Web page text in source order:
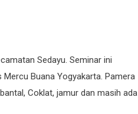
Sedayu. Seminar ini
Buana Yogyakarta. Pamera
Coklat, jamur dan masih ada